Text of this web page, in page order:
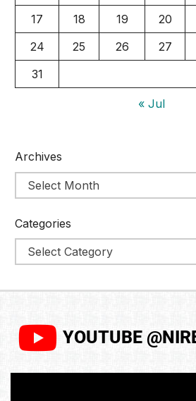
17
18 19 20
24
25 26 27
31
« Jul
Archives
Categories
YOUTUBE